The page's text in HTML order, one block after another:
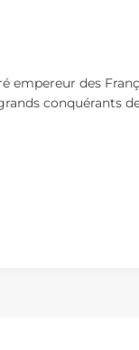
des
conquérants